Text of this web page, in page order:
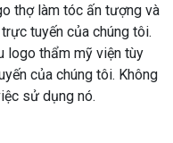
thợ làm tóc ấn tượng và
tuyến của chúng tôi.
logo thẩm mỹ viện tùy
của chúng tôi. Không
sử dụng nó.